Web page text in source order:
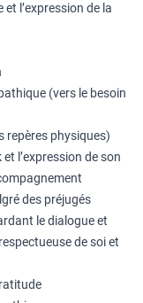
l’expression de la
(vers le besoin
repères physiques)
l’expression de son
des préjugés
le dialogue et
de soi et